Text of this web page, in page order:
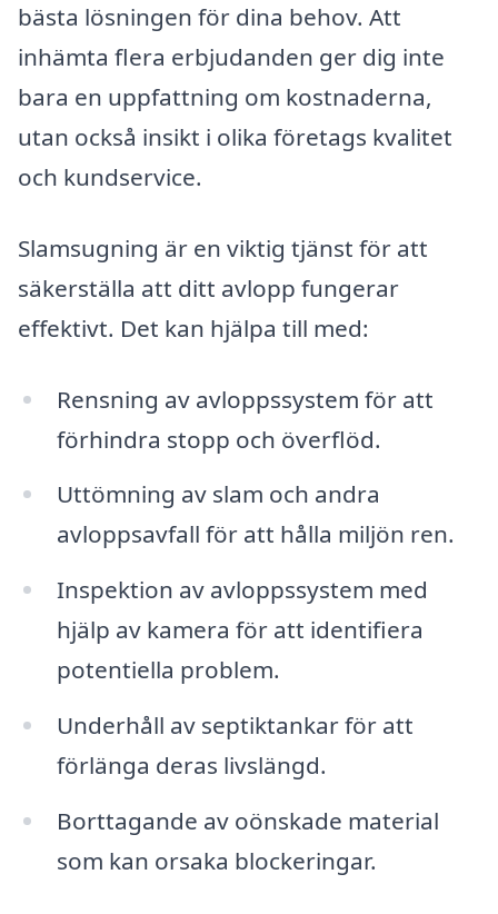
bästa lösningen för dina behov. Att
inhämta flera erbjudanden ger dig inte
bara en uppfattning om kostnaderna,
utan också insikt i olika företags kvalitet
och kundservice.
Slamsugning är en viktig tjänst för att
säkerställa att ditt avlopp fungerar
effektivt. Det kan hjälpa till med:
Rensning av avloppssystem för att
förhindra stopp och överflöd.
Uttömning av slam och andra
avloppsavfall för att hålla miljön ren.
Inspektion av avloppssystem med
hjälp av kamera för att identifiera
potentiella problem.
Underhåll av septiktankar för att
förlänga deras livslängd.
Borttagande av oönskade material
som kan orsaka blockeringar.